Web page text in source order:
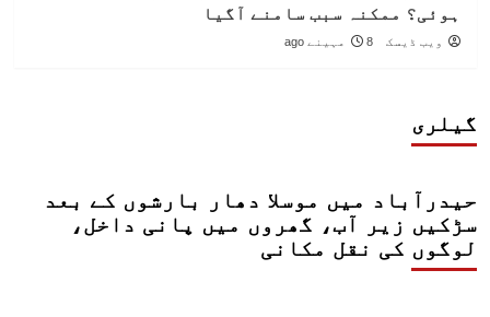
ہوئی؟ ممکنہ سبب سامنے آگیا
ویب ڈیسک 8 مہینے ago
گیلری
حیدرآباد میں موسلا دھار بارشوں کے بعد
سڑکیں زیر آب، گھروں میں پانی داخل،
لوگوں کی نقل مکانی